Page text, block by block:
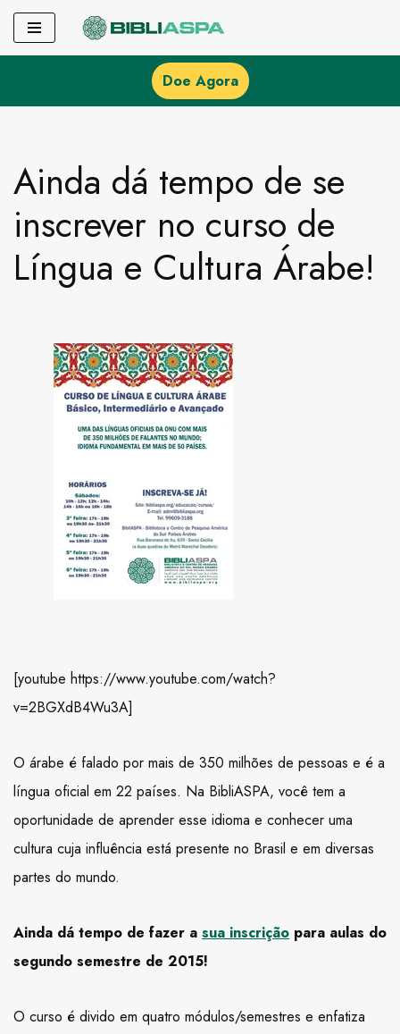
Pular
o
Doe Agora
Ainda dá tempo de se
inscrever no curso de
Língua e Cultura Árabe!
[youtube https://www.youtube.com/watch?
v=2BGXdB4Wu3A]
O árabe é falado por mais de 350 milhões de pessoas e é a
língua oficial em 22 países. Na BibliASPA, você tem a
oportunidade de aprender esse idioma e conhecer uma
cultura cuja influência está presente no Brasil e em diversas
partes do mundo.
Ainda dá tempo de fazer a sua inscrição para aulas do
segundo semestre de 2015!
O curso é divido em quatro módulos/semestres e enfatiza